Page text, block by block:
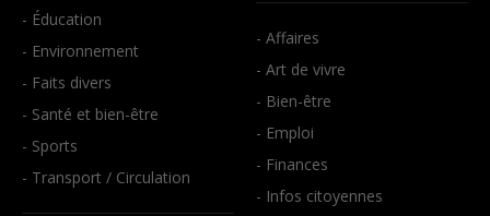
- Éducation
- Environnement
- Faits divers
- Santé et bien-être
- Sports
- Transport / Circulation
- Affaires
- Art de vivre
- Bien-être
- Emploi
- Finances
- Infos citoyennes